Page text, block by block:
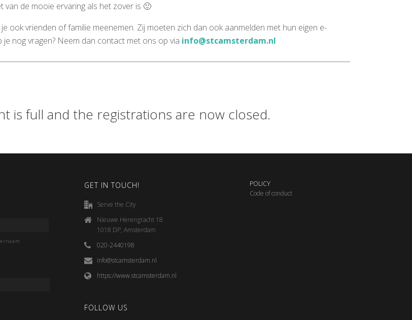
van de mooie ervaring als het zover is 🙂
ook vrienden of familie meenemen. Zij moeten zich dan ook aanmelden met hun eigen e-
je nog vragen? Neem dan contact met ons op via info@stcamsterdam.nl
is full and the registrations are now closed.
GET IN TOUCH!
Serve the City
Nieuwe Herengracht 18
1018 DP, Amsterdam
020-2440198
info@stcamsterdam.nl
https://www.stcamsterdam.nl
FOLLOW US
POLICY
Code of conduct